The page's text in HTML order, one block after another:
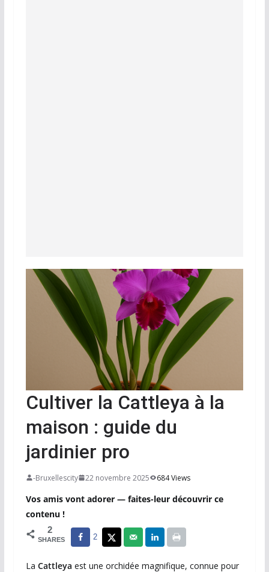
Cultiver la Cattleya à la
maison : guide du
jardinier pro
-Bruxellescity 22 novembre 2025 684 Views
Vos amis vont adorer — faites-leur découvrir ce
contenu !
2
SHARES 2
La Cattleya est une orchidée magnifique, connue pour